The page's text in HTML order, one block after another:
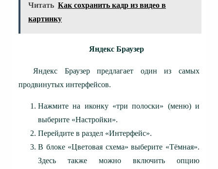
Читать Как сохранить кадр из видео в
картинку
Яндекс Браузер
Яндекс Браузер предлагает один из самых
продвинутых интерфейсов.
Нажмите на иконку «три полоски» (меню) и
выберите «Настройки».
Перейдите в раздел «Интерфейс».
В блоке «Цветовая схема» выберите «Тёмная».
Здесь также можно включить опцию